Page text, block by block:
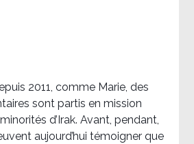
2011, comme Marie, des
sont partis en mission
d’Irak. Avant, pendant,
aujourd’hui témoigner que